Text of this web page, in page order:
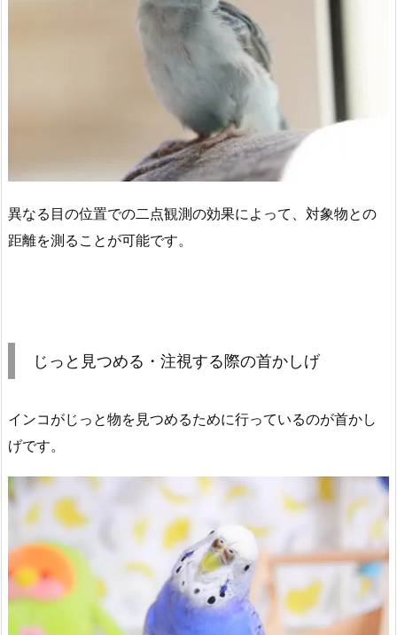
異なる目の位置での二点観測の効果によって、対象物との
距離を測ることが可能です。
じっと見つめる・注視する際の首かしげ
インコがじっと物を見つめるために行っているのが首かし
げです。